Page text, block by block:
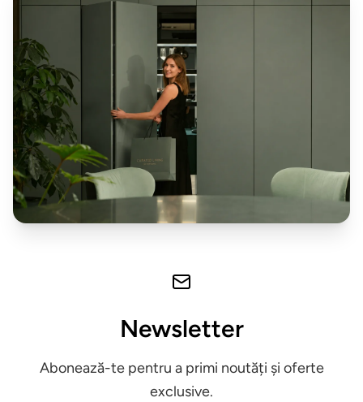
Comode
Canapele
BRANDURI
EXCLUSIVE
Electrocasnice
Miele
Vesela
Esteban
Paris
Accesorii
Newsletter
Abonează-te pentru a primi noutăți și oferte
exclusive.